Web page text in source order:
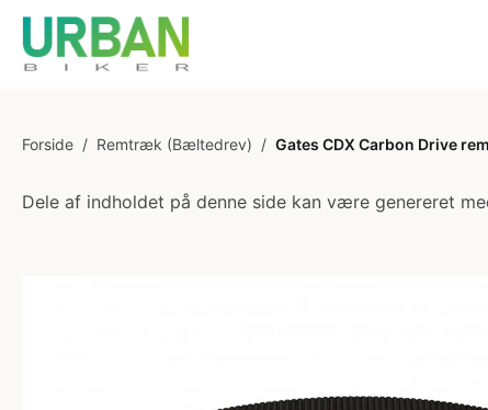
Forside / Remtræk (Bæltedrev) / Gates CDX Carbon Drive
Dele af indholdet på denne side kan være genereret